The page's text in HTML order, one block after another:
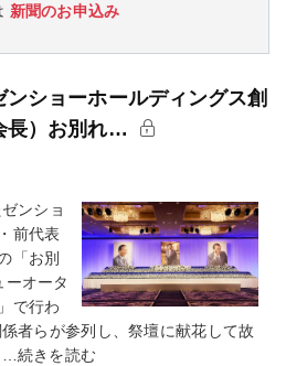
新聞のお申込み
ショーホールディングス創
長）お別れ…
ンショ
前代表
「お別
オータ
で行わ
者らが参列し、祭壇に献花して故
続きを読む